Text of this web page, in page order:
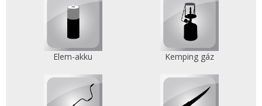
Elem-akku Kemping gáz